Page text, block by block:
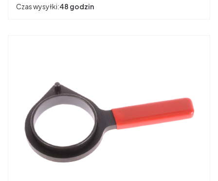
Czas wysyłki:48 godzin